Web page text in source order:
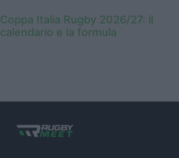
Coppa Italia Rugby 2026/27: il
calendario e la formula